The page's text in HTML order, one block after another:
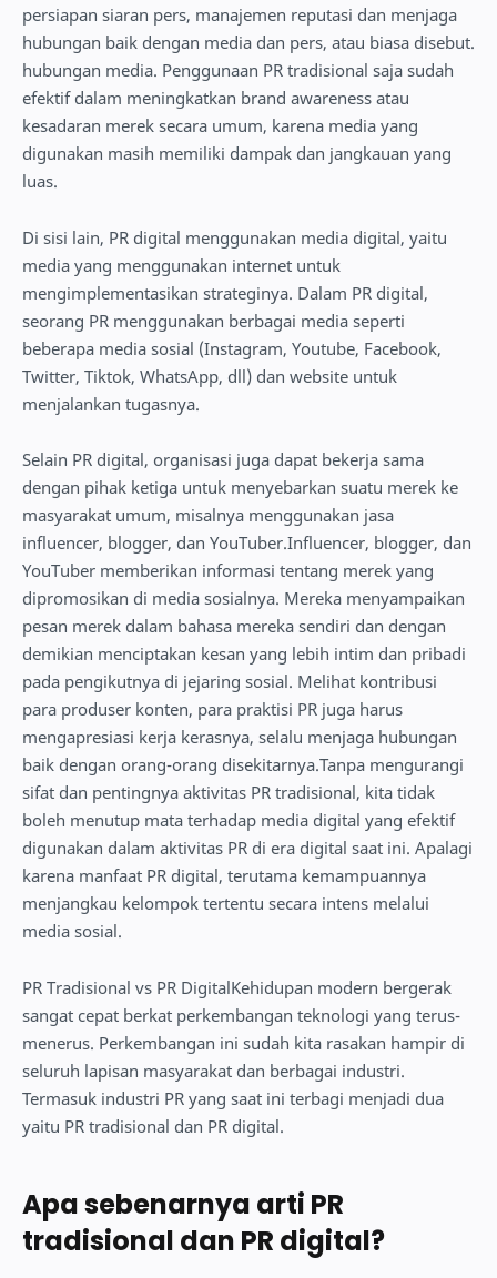
persiapan siaran pers, manajemen reputasi dan menjaga
hubungan baik dengan media dan pers, atau biasa disebut.
hubungan media. Penggunaan PR tradisional saja sudah
efektif dalam meningkatkan brand awareness atau
kesadaran merek secara umum, karena media yang
digunakan masih memiliki dampak dan jangkauan yang
luas.
Di sisi lain, PR digital menggunakan media digital, yaitu
media yang menggunakan internet untuk
mengimplementasikan strateginya. Dalam PR digital,
seorang PR menggunakan berbagai media seperti
beberapa media sosial (Instagram, Youtube, Facebook,
Twitter, Tiktok, WhatsApp, dll) dan website untuk
menjalankan tugasnya.
Selain PR digital, organisasi juga dapat bekerja sama
dengan pihak ketiga untuk menyebarkan suatu merek ke
masyarakat umum, misalnya menggunakan jasa
influencer, blogger, dan YouTuber.Influencer, blogger, dan
YouTuber memberikan informasi tentang merek yang
dipromosikan di media sosialnya. Mereka menyampaikan
pesan merek dalam bahasa mereka sendiri dan dengan
demikian menciptakan kesan yang lebih intim dan pribadi
pada pengikutnya di jejaring sosial. Melihat kontribusi
para produser konten, para praktisi PR juga harus
mengapresiasi kerja kerasnya, selalu menjaga hubungan
baik dengan orang-orang disekitarnya.Tanpa mengurangi
sifat dan pentingnya aktivitas PR tradisional, kita tidak
boleh menutup mata terhadap media digital yang efektif
digunakan dalam aktivitas PR di era digital saat ini. Apalagi
karena manfaat PR digital, terutama kemampuannya
menjangkau kelompok tertentu secara intens melalui
media sosial.
PR Tradisional vs PR DigitalKehidupan modern bergerak
sangat cepat berkat perkembangan teknologi yang terus-
menerus. Perkembangan ini sudah kita rasakan hampir di
seluruh lapisan masyarakat dan berbagai industri.
Termasuk industri PR yang saat ini terbagi menjadi dua
yaitu PR tradisional dan PR digital.
Apa sebenarnya arti PR
tradisional dan PR digital?